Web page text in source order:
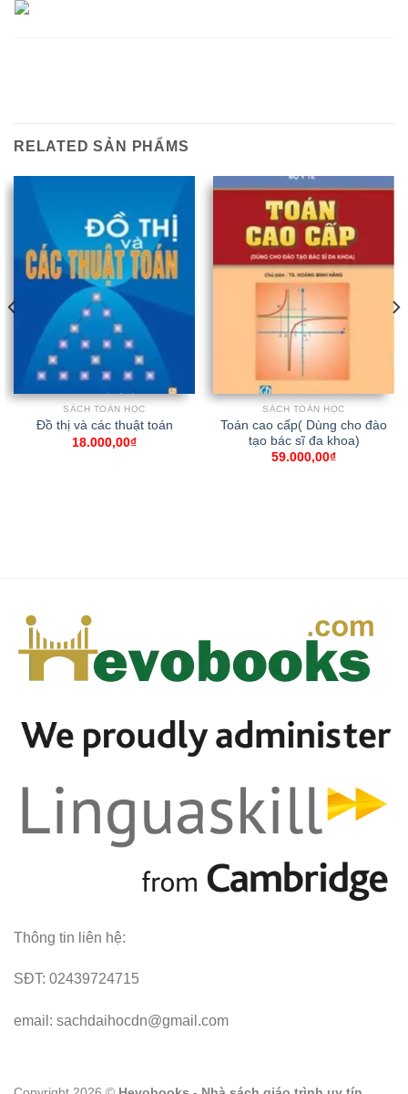
RELATED SẢN PHẨMS
SÁCH TOÁN HỌC
Đồ thị và các thuật toán
18.000,00₫
SÁCH TOÁN HỌC
Toán cao cấp( Dùng cho đào
tạo bác sĩ đa khoa)
59.000,00₫
Thông tin liên hệ:
SĐT: 02439724715
email: sachdaihocdn@gmail.com